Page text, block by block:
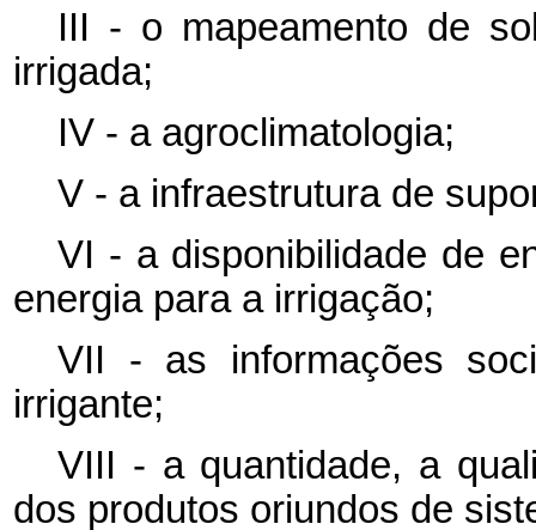
III - o mapeamento de
irrigada;
IV - a agroclimatologia;
V - a infraestrutura de
VI - a disponibilidade de
energia para a irrigação;
VII - as informações
irrigante;
VIII - a quantidade, a
dos produtos oriundos de